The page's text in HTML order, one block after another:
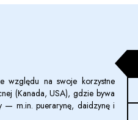
względu na swoje korzystne
(Kanada, USA), gdzie bywa
— m.in. puerarynę, daidzynę i